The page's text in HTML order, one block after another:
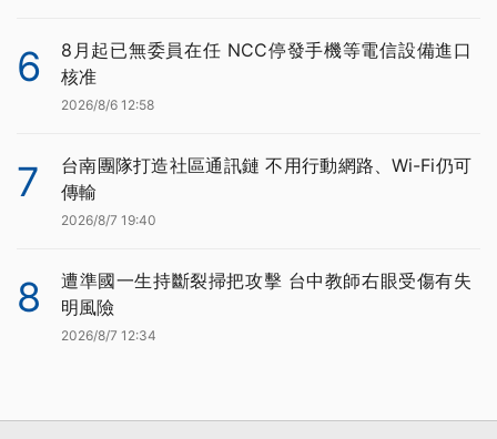
6
8月起已無委員在任 NCC停發手機等電信設備進口
核准
2026/8/6 12:58
7
台南團隊打造社區通訊鏈 不用行動網路、Wi-Fi仍可
傳輸
2026/8/7 19:40
8
遭準國一生持斷裂掃把攻擊 台中教師右眼受傷有失
明風險
2026/8/7 12:34